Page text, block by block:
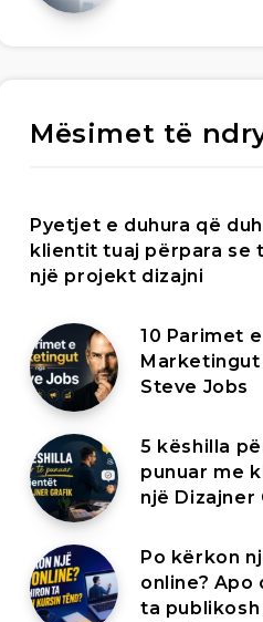
Mësimet të
Pyetjet e duhura që
klientit tuaj përpara se
një projekt dizajni
10 Parimet e
Marketingut
Steve Jobs
5 këshilla
punuar me
një Dizajner
Po kërkon
online? Apo
ta publikosh